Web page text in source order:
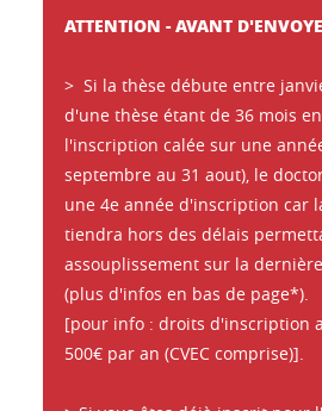
ATTENTION - AVANT
> Si la thèse débute entre
d'une thèse étant de 36 mois
l'inscription calée sur une
septembre au 31 aout), le
une 4e année d'inscription car
tiendra hors des délais
assouplissement sur la
(plus d'infos en bas de page*).
[pour info : droits d'inscription
500€ par an (CVEC comprise)].